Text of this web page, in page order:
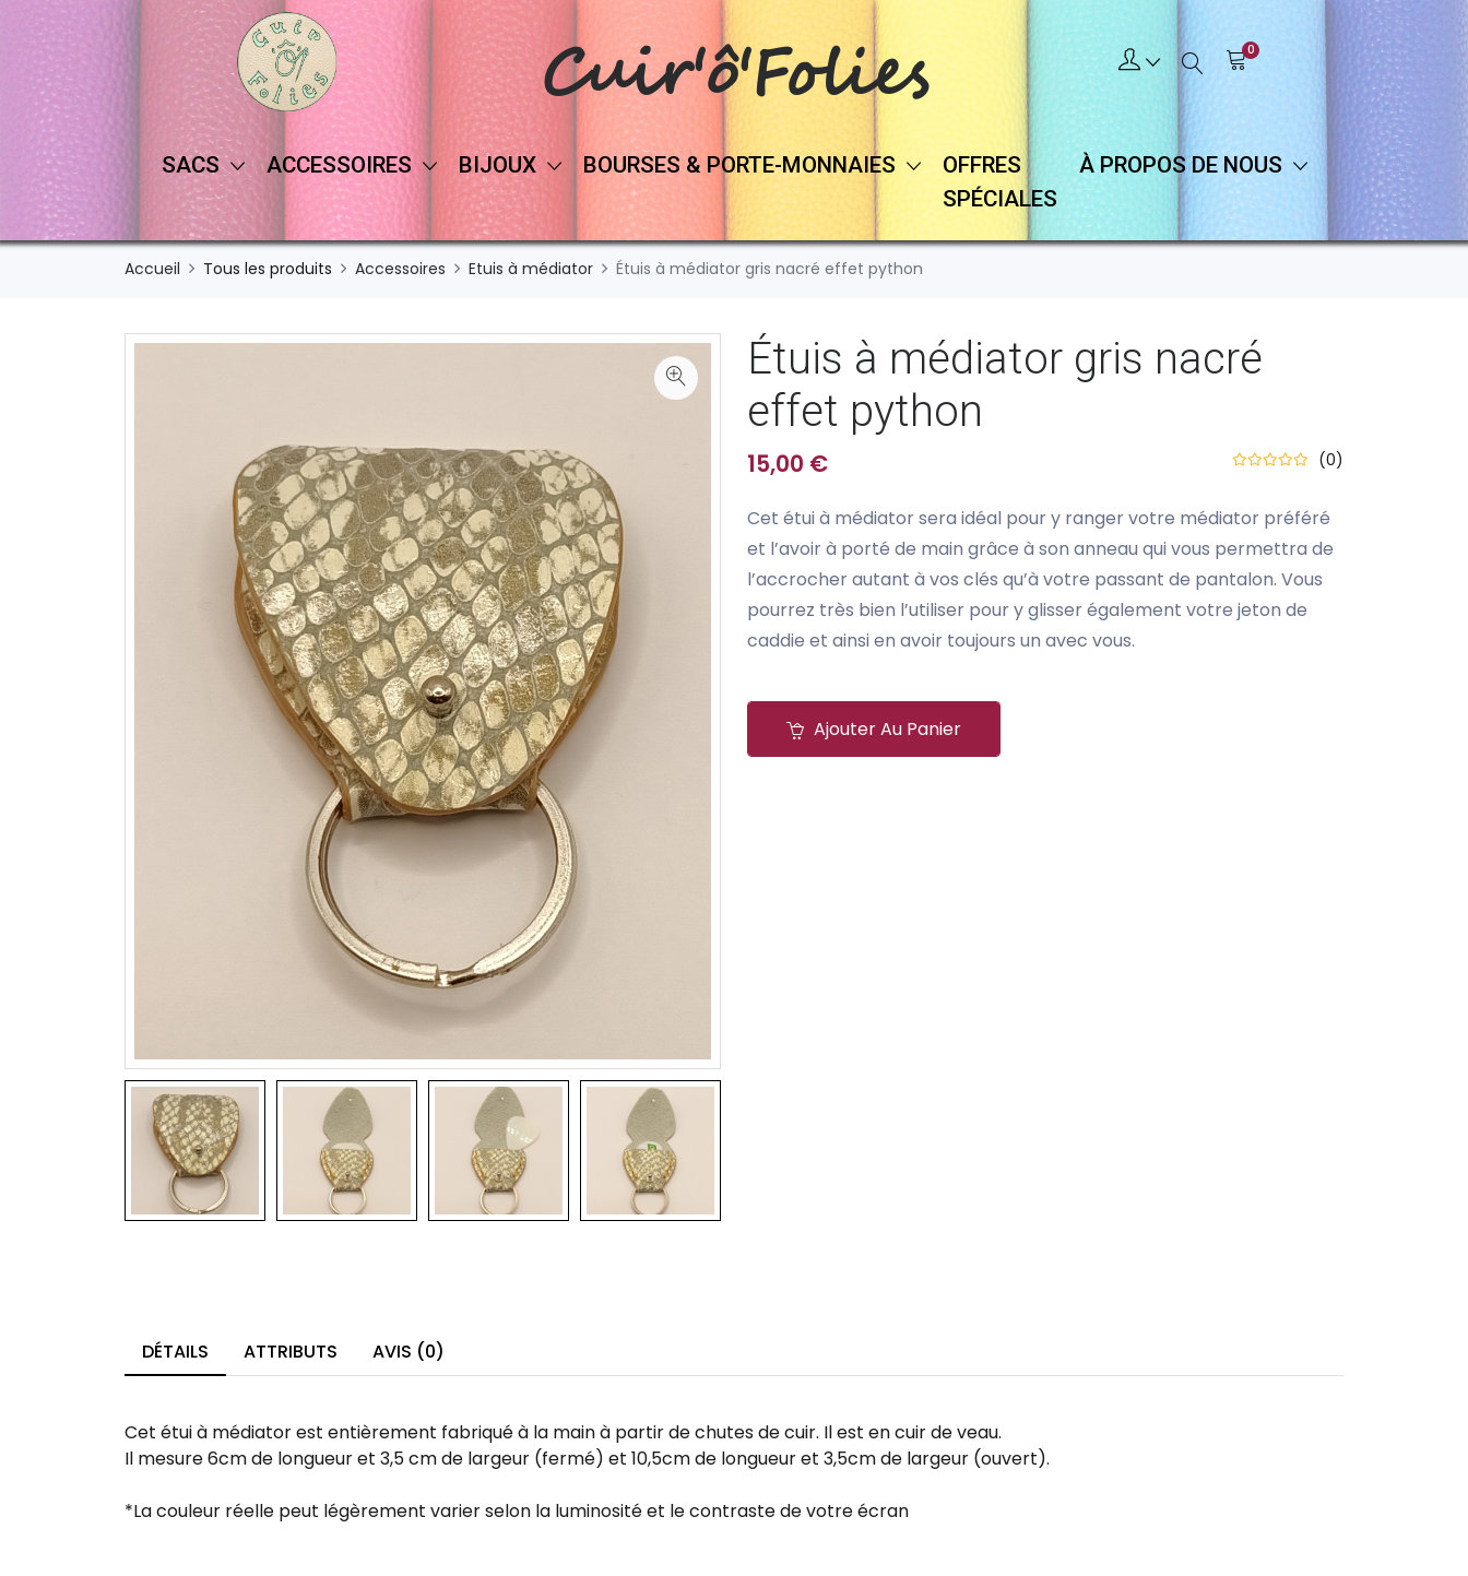
Cuir'ô'Folies 0
SACS ACCESSOIRES BIJOUX BOURSES & PORTE-MONNAIES
OFFRES
SPÉCIALES
À PROPOS DE NOUS
Accueil Tous les produits Accessoires Etuis à médiator Étuis à médiator gris nacré effet python
Étuis à médiator gris nacré
effet python
15,00 € (0)
Cet étui à médiator sera idéal pour y ranger votre médiator préféré
et l’avoir à porté de main grâce à son anneau qui vous permettra de
l’accrocher autant à vos clés qu’à votre passant de pantalon. Vous
pourrez très bien l’utiliser pour y glisser également votre jeton de
caddie et ainsi en avoir toujours un avec vous.
Ajouter Au Panier
DÉTAILS ATTRIBUTS AVIS (0)
Cet étui à médiator est entièrement fabriqué à la main à partir de chutes de cuir. Il est en cuir de veau.
Il mesure 6cm de longueur et 3,5 cm de largeur (fermé) et 10,5cm de longueur et 3,5cm de largeur (ouvert).
*La couleur réelle peut légèrement varier selon la luminosité et le contraste de votre écran